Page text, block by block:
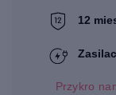
12
Przykro